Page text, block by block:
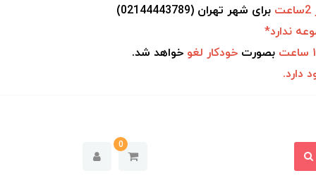
برای شهر تهران (02144443789)
ندارد*
بصورت خودکار لغو خواهد شد.
دارد.
0